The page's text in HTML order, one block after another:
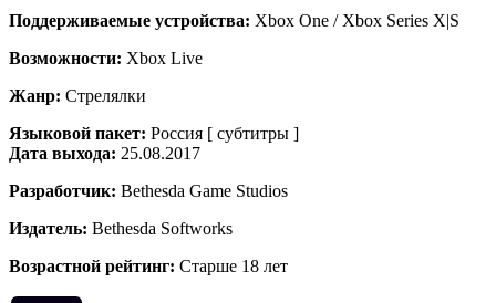
Поддерживаемые устройства: Xbox One / Xbox Series X|S
Возможности: Xbox Live
Жанр: Стрелялки
Языковой пакет: Россия [ субтитры ]
Дата выхода: 25.08.2017
Разработчик: Bethesda Game Studios
Издатель: Bethesda Softworks
Возрастной рейтинг: Старше 18 лет